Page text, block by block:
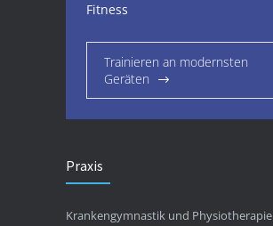
Fitness
Trainieren an modernsten
Geräten
Praxis
Krankengymnastik und Physiotherapie